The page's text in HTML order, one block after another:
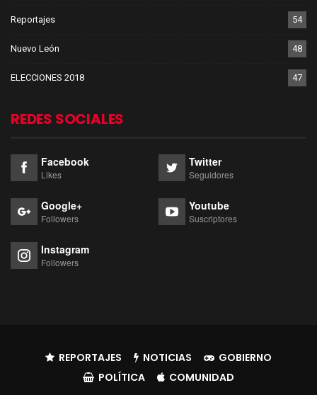
Reportajes 54
Nuevo León 48
ELECCIONES 2018 47
REDES SOCIALES
Facebook
Likes
Twitter
Seguidores
Google+
Followers
Youtube
Suscriptores
Instagram
Followers
REPORTAJES NOTICIAS
GOBIERNO
POLÍTICA
COMUNIDAD